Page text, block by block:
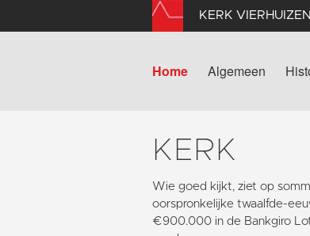
KERK VIERHUIZEN
Home Algemeen
KERK
Wie goed kijkt, ziet op
oorspronkelijke twaalfde-
€900.000 in de Bankgiro